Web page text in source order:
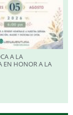
A LA
EN HONOR A LA